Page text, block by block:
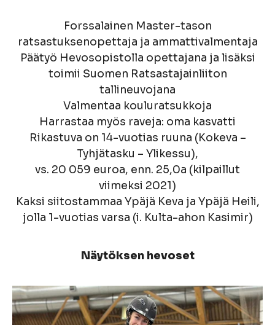
Forssalainen Master-tason
ratsastuksenopettaja ja ammattivalmentaja
Päätyö Hevosopistolla opettajana ja lisäksi
toimii Suomen Ratsastajainliiton
tallineuvojana
Valmentaa kouluratsukkoja
Harrastaa myös raveja: oma kasvatti
Rikastuva on 14-vuotias ruuna (Kokeva –
Tyhjätasku – Ylikessu),
vs. 20 059 euroa, enn. 25,0a (kilpaillut
viimeksi 2021)
Kaksi siitostammaa Ypäjä Keva ja Ypäjä Heili,
jolla 1-vuotias varsa (i. Kulta-ahon Kasimir)
Näytöksen hevoset